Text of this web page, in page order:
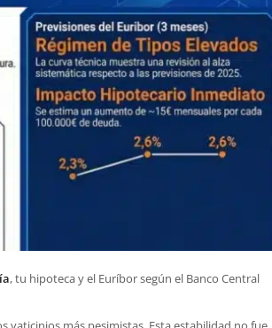
, tu hipoteca y el Euríbor según el Banco Central